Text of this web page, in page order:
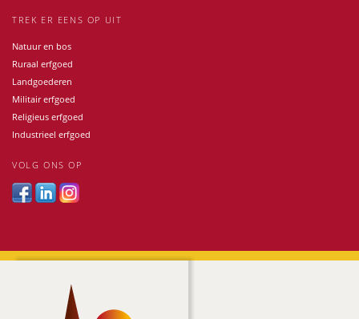
TREK ER EENS OP UIT
Natuur en bos
Ruraal erfgoed
Landgoederen
Militair erfgoed
Religieus erfgoed
Industrieel erfgoed
VOLG ONS OP